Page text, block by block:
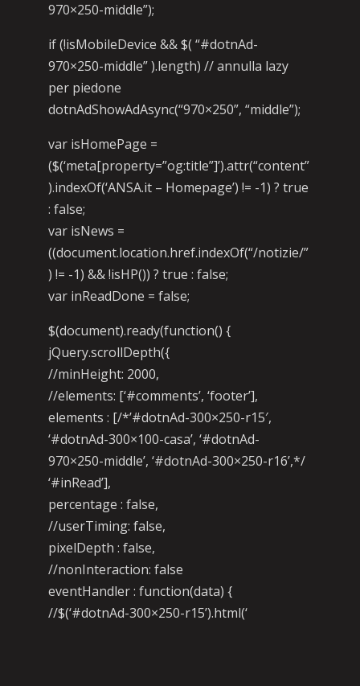
970×250-middle”);
if (!isMobileDevice && $( “#dotnAd-
970×250-middle” ).length) // annulla lazy
per piedone
dotnAdShowAdAsync(“970×250”, “middle”);
var isHomePage =
($(‘meta[property=”og:title”]’).attr(“content”
).indexOf(‘ANSA.it – Homepage’) != -1) ? true
: false;
var isNews =
((document.location.href.indexOf(“/notizie/”
) != -1) && !isHP()) ? true : false;
var inReadDone = false;
$(document).ready(function() {
jQuery.scrollDepth({
//minHeight: 2000,
//elements: [‘#comments’, ‘footer’],
elements : [/*’#dotnAd-300×250-r15′,
‘#dotnAd-300×100-casa’, ‘#dotnAd-
970×250-middle’, ‘#dotnAd-300×250-r16’,*/
‘#inRead’],
percentage : false,
//userTiming: false,
pixelDepth : false,
//nonInteraction: false
eventHandler : function(data) {
//$(‘#dotnAd-300×250-r15’).html(‘